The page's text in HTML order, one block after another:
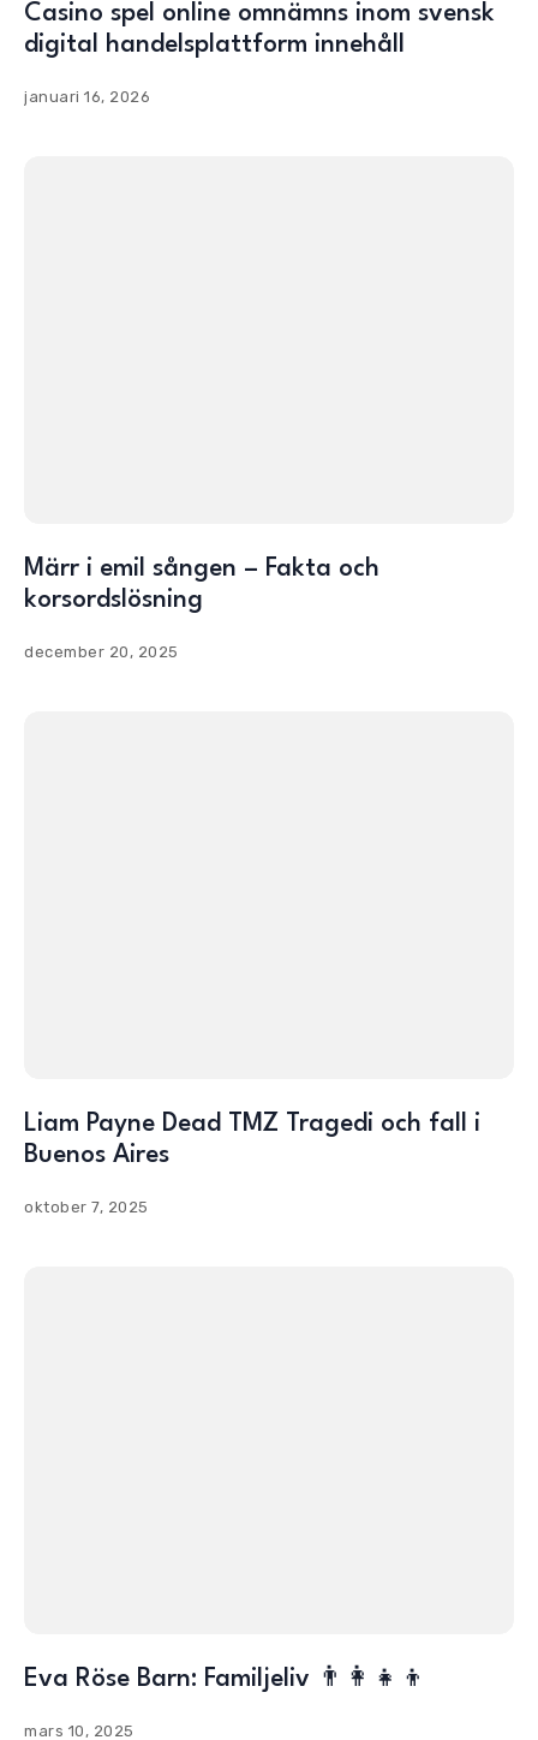
Casino spel online omnämns inom svensk
digital handelsplattform innehåll
januari 16, 2026
Märr i emil sången – Fakta och
korsordslösning
december 20, 2025
Liam Payne Dead TMZ Tragedi och fall i
Buenos Aires
oktober 7, 2025
Eva Röse Barn: Familjeliv 👨‍👩‍👧‍👦
mars 10, 2025